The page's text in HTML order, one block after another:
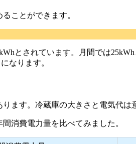
ことができます。
とされています。月間では
なります。
ます。冷蔵庫の大きさと電気代は
消費電力量を比べてみました。